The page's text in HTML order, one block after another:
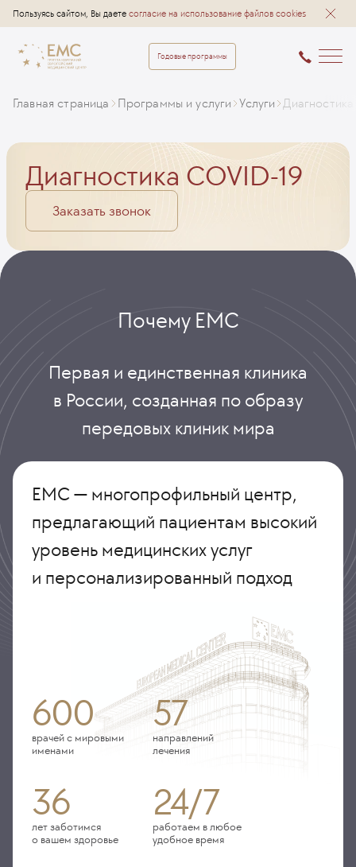
Пользуясь сайтом, Вы даете согласие на использование файлов cookies
Годовые программы
Главная страница Программы и услуги Услуги
Диагностика COVID-19
Заказать звонок
Почему ЕМС
Первая и единственная клиника
в России, созданная по образу
передовых клиник мира
ЕМС — многопрофильный центр,
предлагающий пациентам высокий
уровень медицинских услуг
и персонализированный подход
600
врачей с мировыми
именами
57
направлений
лечения
36
лет заботимся
о вашем здоровье
24/7
работаем в любое
удобное время